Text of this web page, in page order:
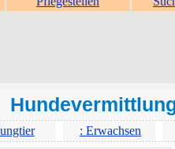
: Erwachsen